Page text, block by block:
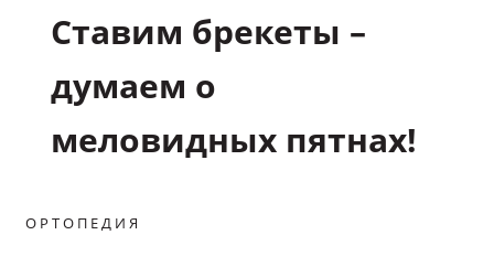
Видео
Задать вопрос эксперту
Обратная связь
Ставим брекеты –
думаем о
меловидных пятнах!
ОРТОПЕДИЯ